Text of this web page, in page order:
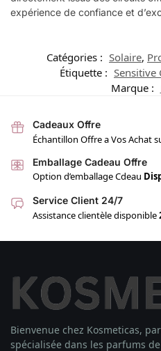
expérience de confiance et
Catégories : Solaire,
Étiquette : Sensitive
Marque :
Cadeaux Offre
Échantillon Offre a Vos Achat
Emballage Cadeau Offre
Option d’emballage Cdeau
Service Client 24/7
Assistance clientèle disponible
Bienvenue chez Kosmeticas,
spécialisée dans les parfums